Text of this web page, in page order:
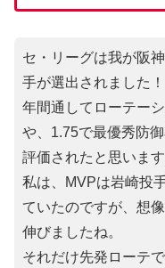
セ・リーグは我が阪
手が選出されました！
年間通してローテー
や、1.75で最優秀防
評価されたと思います
私は、MVPは岩崎投
ていたのですが、想
伸びましたね。
それだけ先発ローテ